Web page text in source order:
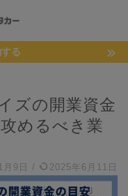
る
ズの開業資金
めるべき業
9日 / 2025年6月11日